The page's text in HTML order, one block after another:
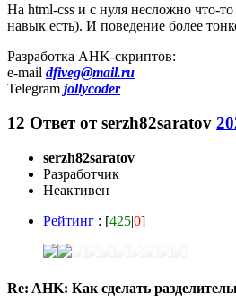
На html-css и с нуля несложно что-то
навык есть). И поведение более
Разработка AHK-скриптов:
e-mail dfiveg@mail.ru
Telegram jollycoder
12 Ответ отserzh82saratov
serzh82saratov
Разработчик
Неактивен
Рейтинг : [425|0]
Re: AHK: Как сделать